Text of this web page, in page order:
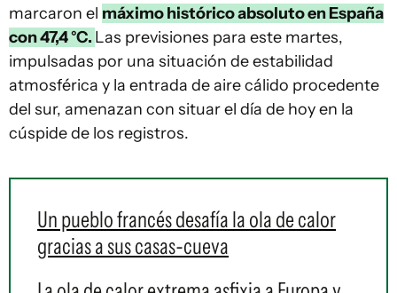
marcaron el máximo histórico absoluto en España
con 47,4 °C. Las previsiones para este martes,
impulsadas por una situación de estabilidad
atmosférica y la entrada de aire cálido procedente
del sur, amenazan con situar el día de hoy en la
cúspide de los registros.
Un pueblo francés desafía la ola de calor
gracias a sus casas-cueva